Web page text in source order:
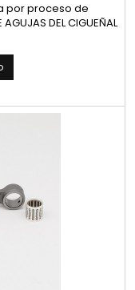
por proceso de
DEL CIGUEÑAL
superior: 18 mm.
mm. Jaula
20x26x14